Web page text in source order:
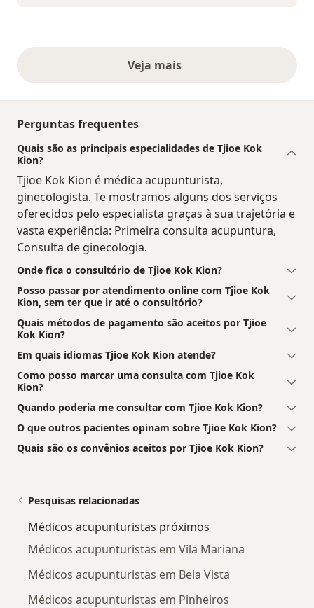
Veja maisopiniões acima
Perguntas frequentes
Quais são as principais especialidades de Tjioe Kok
Kion?
Tjioe Kok Kion é médica acupunturista,
ginecologista. Te mostramos alguns dos serviços
oferecidos pelo especialista graças à sua trajetória e
vasta experiência: Primeira consulta acupuntura,
Consulta de ginecologia.
Onde fica o consultório de Tjioe Kok Kion?
Posso passar por atendimento online com Tjioe Kok
Kion, sem ter que ir até o consultório?
Quais métodos de pagamento são aceitos por Tjioe
Kok Kion?
Em quais idiomas Tjioe Kok Kion atende?
Como posso marcar uma consulta com Tjioe Kok
Kion?
Quando poderia me consultar com Tjioe Kok Kion?
O que outros pacientes opinam sobre Tjioe Kok Kion?
Quais são os convênios aceitos por Tjioe Kok Kion?
Pesquisas relacionadas
Médicos acupunturistas próximos
Médicos acupunturistas em Vila Mariana
Médicos acupunturistas em Bela Vista
Médicos acupunturistas em Pinheiros